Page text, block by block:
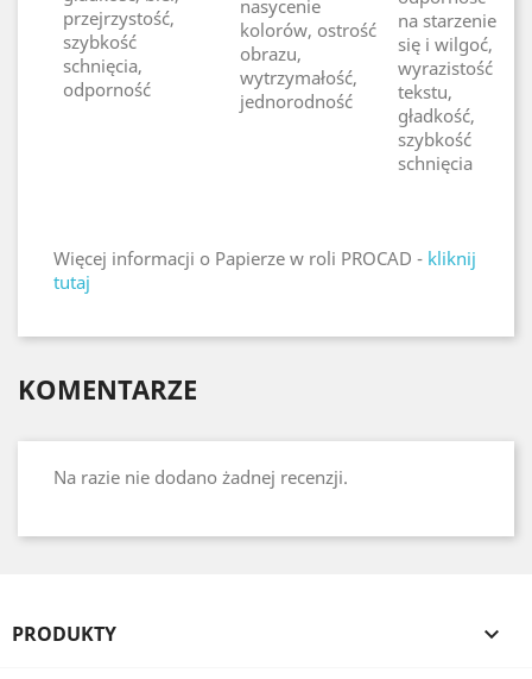
przejrzystość,
szybkość
schnięcia,
odporność
nasycenie
kolorów, ostrość
obrazu,
wytrzymałość,
jednorodność
na starzenie
się i wilgoć,
wyrazistość
tekstu,
gładkość,
szybkość
schnięcia
Więcej informacji o Papierze w roli PROCAD - kliknij
tutaj
KOMENTARZE
Na razie nie dodano żadnej recenzji.
PRODUKTY 